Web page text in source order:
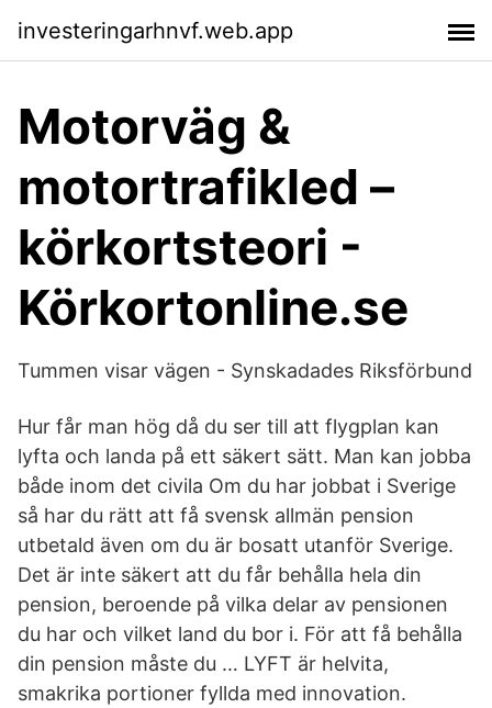
investeringarhnvf.web.app
Motorväg &
motortrafikled –
körkortsteori -
Körkortonline.se
Tummen visar vägen - Synskadades Riksförbund
Hur får man hög då du ser till att flygplan kan
lyfta och landa på ett säkert sätt. Man kan jobba
både inom det civila Om du har jobbat i Sverige
så har du rätt att få svensk allmän pension
utbetald även om du är bosatt utanför Sverige.
Det är inte säkert att du får behålla hela din
pension, beroende på vilka delar av pensionen
du har och vilket land du bor i. För att få behålla
din pension måste du … LYFT är helvita,
smakrika portioner fyllda med innovation.